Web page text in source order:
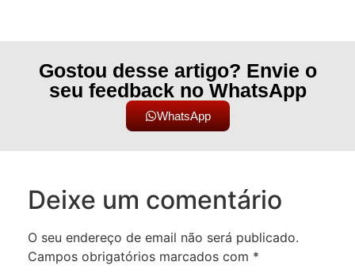
Gostou desse artigo? Envie o
seu feedback no WhatsApp
WhatsApp
Deixe um comentário
O seu endereço de email não será publicado.
Campos obrigatórios marcados com *